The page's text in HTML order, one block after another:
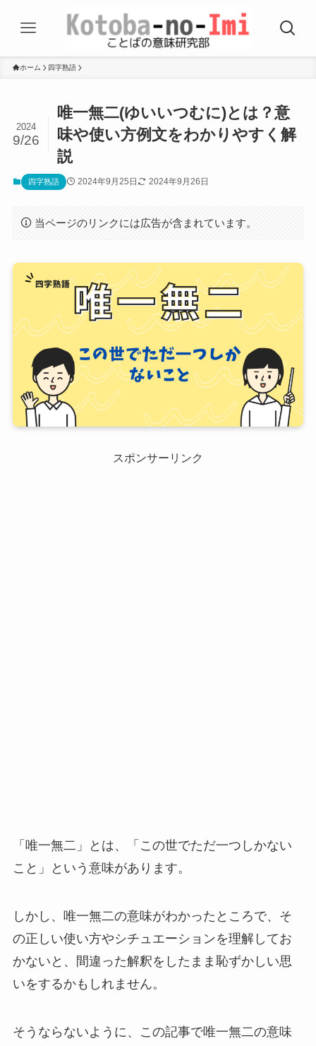
ホーム 四字熟語
唯一無二(ゆいいつむに)とは？意
味や使い方例文をわかりやすく解
説
2024
9/26
四字熟語 2024年9月25日 2024年9月26日
当ページのリンクには広告が含まれています。
スポンサーリンク
「唯一無二」とは、「この世でただ一つしかない
こと」という意味があります。
しかし、唯一無二の意味がわかったところで、そ
の正しい使い方やシチュエーションを理解してお
かないと、間違った解釈をしたまま恥ずかしい思
いをするかもしれません。
そうならないように、この記事で唯一無二の意味